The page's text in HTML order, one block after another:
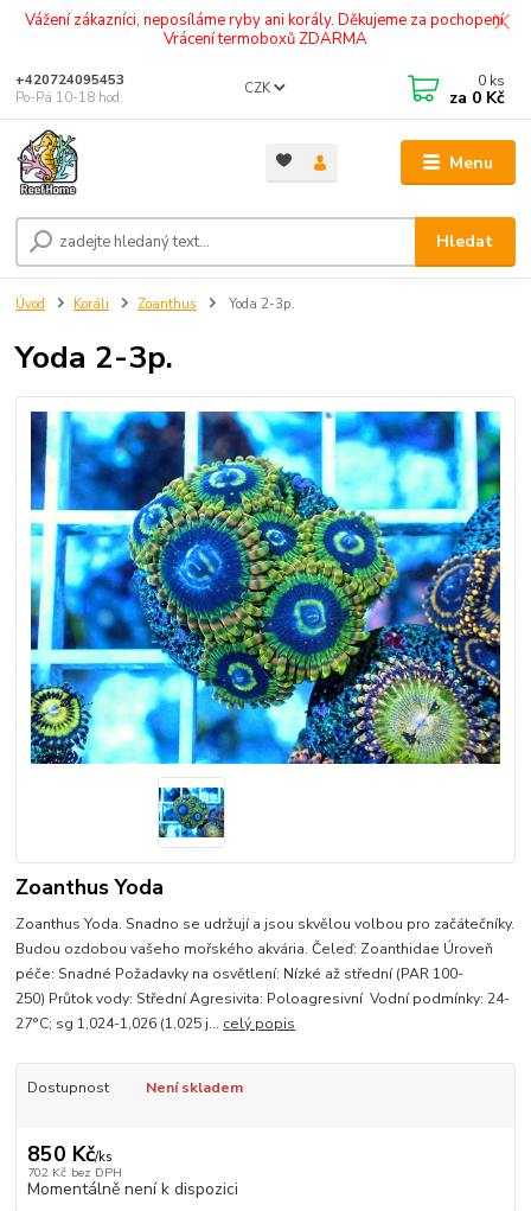
Vážení zákazníci, neposíláme ryby ani korály. Děkujeme za pochopení.
Vrácení termoboxů ZDARMA
Menu
CZK
Hledat
+420724095453
Po-Pá 10-18 hod.
0 ks
za 0 Kč
Úvod Koráli Zoanthus Yoda 2-3p.
Yoda 2-3p.
Zoanthus Yoda
Zoanthus Yoda. Snadno se udržují a jsou skvělou volbou pro začátečníky.
Budou ozdobou vašeho mořského akvária. Čeleď: Zoanthidae Úroveň
péče: Snadné Požadavky na osvětlení: Nízké až střední (PAR 100-
250) Průtok vody: Střední Agresivita: Poloagresivní Vodní podmínky: 24-
27°C; sg 1,024-1,026 (1,025 j... celý popis
Dostupnost Není skladem
850 Kč/ks
702 Kč bez DPH
Momentálně není k dispozici